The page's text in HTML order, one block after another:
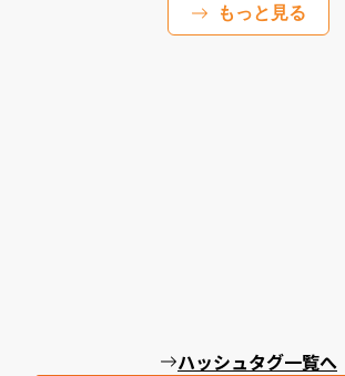
もっと見る
ハッシュタグ一覧へ